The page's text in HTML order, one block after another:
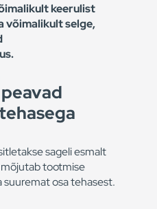
keerulist
võimalikult selge,
sageli esmalt
tootmise
osa tehasest.